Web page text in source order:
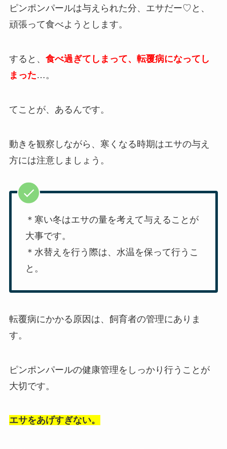
ピンポンパールは与えられた分、エサだー♡と、
頑張って食べようとします。
すると、 食べ過ぎてしまって、転覆病になってし
まった…。
てことが、あるんです。
動きを観察しながら、寒くなる時期はエサの与え
方には注意しましょう。
＊寒い冬はエサの量を考えて与えることが
大事です。
＊水替えを行う際は、水温を保って行うこ
と。
転覆病にかかる原因は、飼育者の管理にありま
す。
ピンポンパールの健康管理をしっかり行うことが
大切です。
エサをあげすぎない。